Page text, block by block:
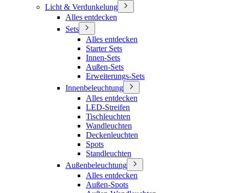
Licht & Verdunkelung
Alles entdecken
Sets
Alles entdecken
Starter Sets
Innen-Sets
Außen-Sets
Erweiterungs-Sets
Innenbeleuchtung
Alles entdecken
LED-Streifen
Tischleuchten
Wandleuchten
Deckenleuchten
Spots
Standleuchten
Außenbeleuchtung
Alles entdecken
Außen-Spots